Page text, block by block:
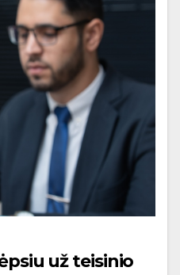
už teisinio